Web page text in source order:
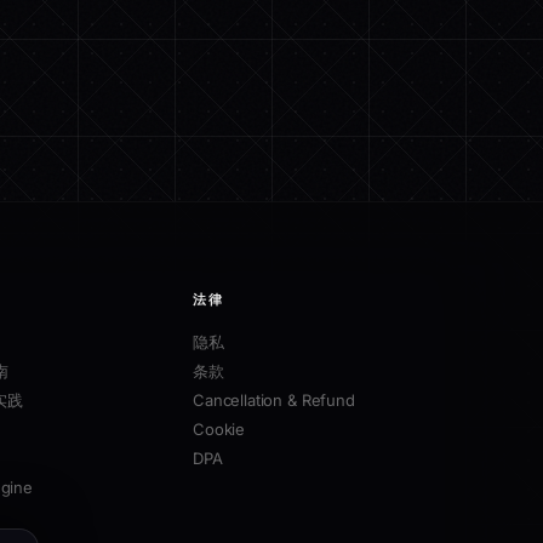
践
法律
隐私
条款
Cancellation & Refund
Cookie
DPA